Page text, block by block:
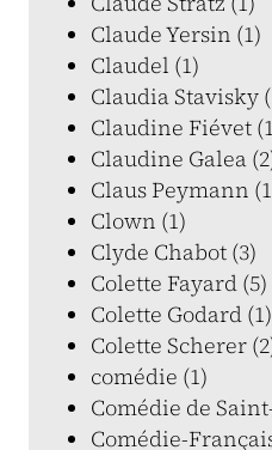
Claude Yersin (1)
Claudel (1)
Claudia Stavisky
Claudine Fiévet
Claudine Galea
Claus Peymann
Clown (1)
Clyde Chabot (3)
Colette Fayard (5)
Colette Godard (1)
Colette Scherer
comédie (1)
Comédie de
Comédie-